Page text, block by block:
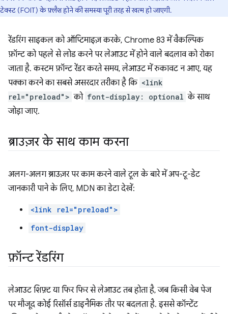
टेक्स्ट (FOIT) के फ़्लैश होने की समस्या पूरी तरह से खत्म हो जाएगी.
रेंडरिंग साइकल को ऑप्टिमाइज़ करके, Chrome 83 में वैकल्पिक
फ़ॉन्ट को पहले से लोड करने पर लेआउट में होने वाले बदलाव को रोका
जाता है. कस्टम फ़ॉन्ट रेंडर करते समय, लेआउट में रुकावट न आए, यह
पक्का करने का सबसे असरदार तरीका है कि <link
rel="preload"> को font-display: optional के साथ
जोड़ा जाए.
ब्राउज़र के साथ काम करना
अलग-अलग ब्राउज़र पर काम करने वाले टूल के बारे में अप-टू-डेट
जानकारी पाने के लिए, MDN का डेटा देखें:
<link rel="preload">
font-display
फ़ॉन्ट रेंडरिंग
लेआउट शिफ़्ट या फिर फिर से लेआउट तब होता है, जब किसी वेब पेज
पर मौजूद कोई रिसॉर्स डाइनैमिक तौर पर बदलता है. इससे कॉन्टेंट